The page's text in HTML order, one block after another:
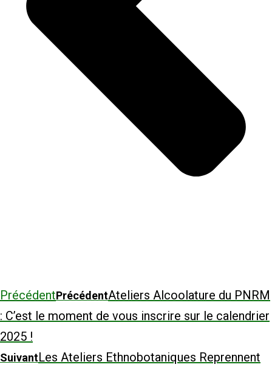
PrécédentPrécédentAteliers Alcoolature du PNRM
: C’est le moment de vous inscrire sur le calendrier
2025 !
SuivantLes Ateliers Ethnobotaniques Reprennent